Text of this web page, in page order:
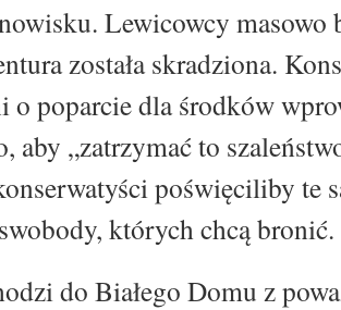
Lewicowcy masowo
została skradziona.
o poparcie dla środków
aby „zatrzymać to
poświęciliby te
których chcą bronić.
do Białego Domu z